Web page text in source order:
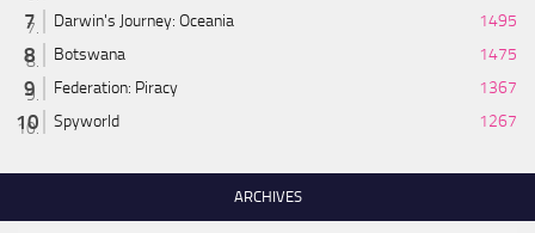
Darwin's Journey: Oceania
1495
Botswana
1475
Federation: Piracy
1367
Spyworld
1267
ARCHIVES